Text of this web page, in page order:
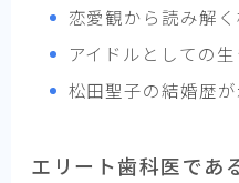
恋愛観から読み解
アイドルとしての
松田聖子の結婚歴
エリート歯科医であ